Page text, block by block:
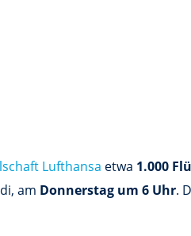
Lufthansa etwa 1.000
am Donnerstag um 6 Uhr.